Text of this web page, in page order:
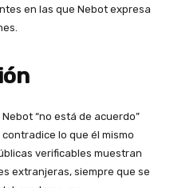
en las que Nebot expresa
“no está de acuerdo”
lo que él mismo
verificables muestran
extranjeras, siempre que se